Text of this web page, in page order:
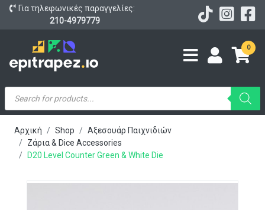
Για τηλεφωνικές παραγγελίες:
210-4979779
0
Products
search
Αρχική Shop
Αξεσουάρ Παιχνιδιών
Ζάρια & Dice Accessories
D20 Level Counter Green & White Die